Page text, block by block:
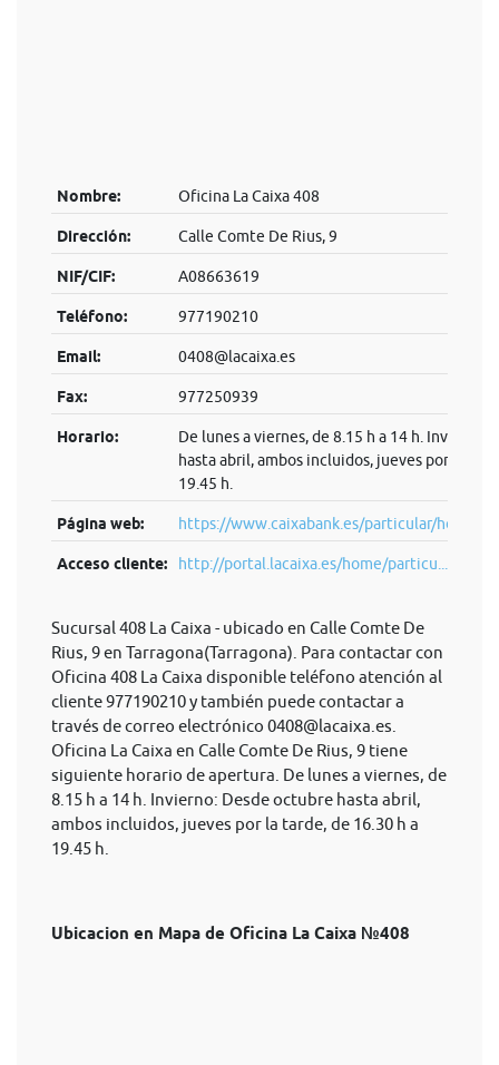
Nombre: Oficina La Caixa 408
Dirección: Calle Comte De Rius, 9
NIF/CIF: A08663619
Teléfono: 977190210
Email: 0408@lacaixa.es
Fax: 977250939
Horario:
De lunes a viernes, de 8.15 h a 14 h. Invierno:
hasta abril, ambos incluidos, jueves por la
19.45 h.
Página web: https://www.caixabank.es/particular/home/
Acceso cliente: http://portal.lacaixa.es/home/particu...
Sucursal 408 La Caixa - ubicado en Calle Comte De
Rius, 9 en Tarragona(Tarragona). Para contactar con
Oficina 408 La Caixa disponible teléfono atención al
cliente 977190210 y también puede contactar a
través de correo electrónico 0408@lacaixa.es
Oficina La Caixa en Calle Comte De Rius, 9 tiene
siguiente horario de apertura. De lunes a viernes, de
8.15 h a 14 h. Invierno: Desde octubre hasta abril,
ambos incluidos, jueves por la tarde, de 16.30 h a
19.45 h.
Ubicacion en Mapa de Oficina La Caixa №408